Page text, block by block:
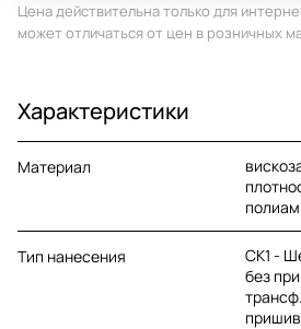
Цена действительна только для
может отличаться от цен в розничных
Характеристики
Материал
Тип нанесения
CK1 -
без